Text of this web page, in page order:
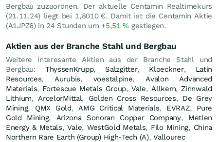
Bergbau zuzuordnen. Der aktuelle Centamin Realtimekurs
(21.11.24) liegt bei 1,8010 €. Damit ist die Centamin Aktie
(A1JPZ6) in 24 Stunden um +5,51% gestiegen.
Aktien aus der Branche Stahl und Bergbau
Weitere interesante Aktien aus der Branche Stahl und
Bergbau: ThyssenKrupp, Salzgitter, Kloeckner, Latin
Resources,Aurubis, voestalpine,Avalon Advanced
Materials, Fortescue Metals Group,Vale,Allkem,Zinnwald
Lithium,ArcelorMittal, Golden Cross Resources, De Grey
Mining, QMX Gold,AMG Critical Materials, EVRAZ, Pure
Gold Mining, Arizona Sonoran Copper Company, Metlen
Energy & Metals,Vale, WestGold Metals, Filo Mining, China
Northern Rare Earth (Group) High-Tech (A),Vallourec